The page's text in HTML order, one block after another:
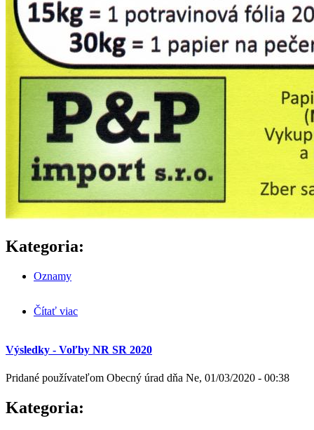
Kategoria:
Oznamy
Čítať viac
Výsledky - Voľby NR SR 2020
Pridané používateľom Obecný úrad dňa Ne, 01/03/2020 - 00:38
Kategoria: